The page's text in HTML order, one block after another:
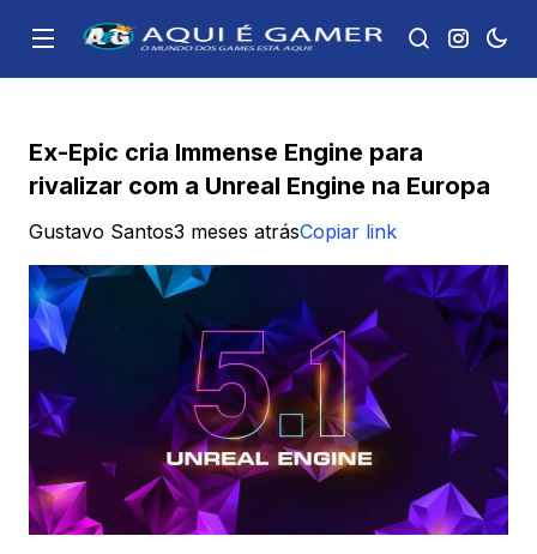
Ex-Epic cria Immense Engine para
rivalizar com a Unreal Engine na Europa
Gustavo Santos3 meses atrásCopiar link